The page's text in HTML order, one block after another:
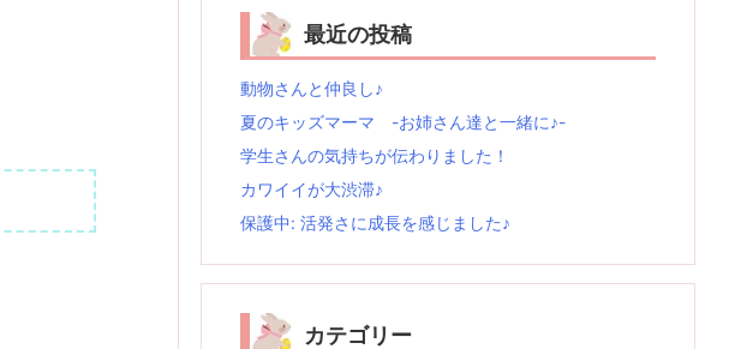
最近の投稿
動物さんと仲良し♪
夏のキッズマーマ -お姉さん達と一緒に♪-
学生さんの気持ちが伝わりました！
カワイイが大渋滞♪
保護中: 活発さに成長を感じました♪
カテゴリー